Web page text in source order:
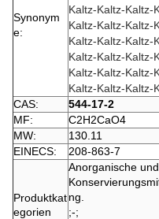
Synonym
e:
Kaltz-Kaltz-Kaltz-
Kaltz-Kaltz-Kaltz-
Kaltz-Kaltz-Kaltz-
Kaltz-Kaltz-Kaltz-
Kaltz-Kaltz-Kaltz-
Kaltz-Kaltz-Kaltz-
CAS:
544-17-2
MF:
C2H2CaO4
MW:
130.11
EINECS:
208-863-7
Produktkat
egorien
Anorganische
ng.
;-;